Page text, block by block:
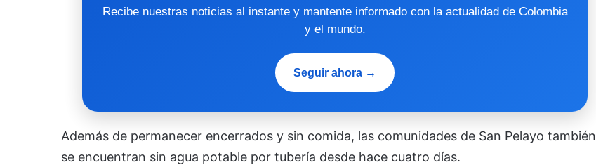
Recibe nuestras noticias al instante y mantente informado con la actualidad de Colombia
y el mundo.
Seguir ahora →
Además de permanecer encerrados y sin comida, las comunidades de San Pelayo también
se encuentran sin agua potable por tubería desde hace cuatro días.